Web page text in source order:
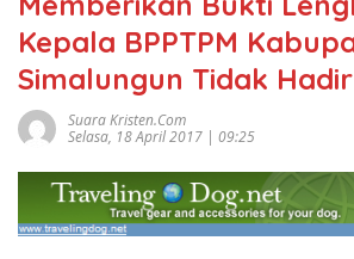
Kepala BPPTPM
Simalungun Tidak Hadir
Suara Kristen.com
Selasa, 18 April 2017 | 09:25